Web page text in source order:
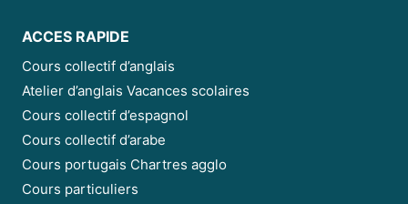
ACCES RAPIDE
Cours collectif d’anglais
Atelier d’anglais Vacances scolaires
Cours collectif d’espagnol
Cours collectif d’arabe
Cours portugais Chartres agglo
Cours particuliers